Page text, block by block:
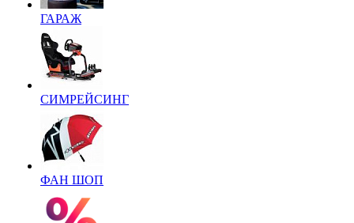
ГАРАЖ
СИМРЕЙСИНГ
ФАН ШОП